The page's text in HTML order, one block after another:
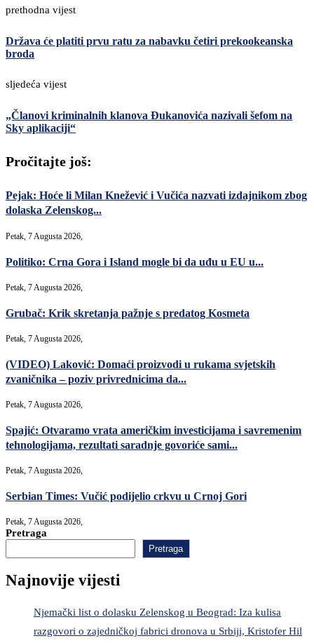
prethodna vijest
Država će platiti prvu ratu za nabavku četiri prekookeanska
broda
sljedeća vijest
„Članovi kriminalnih klanova Đukanovića nazivali šefom na
Sky aplikaciji“
Pročitajte još:
Pejak: Hoće li Milan Knežević i Vučića nazvati izdajnikom zbog
dolaska Zelenskog...
Petak, 7 Augusta 2026,
Politiko: Crna Gora i Island mogle bi da uđu u EU u...
Petak, 7 Augusta 2026,
Grubač: Krik skretanja pažnje s predatog Kosmeta
Petak, 7 Augusta 2026,
(VIDEO) Laković: Domaći proizvodi u rukama svjetskih
zvaničnika – poziv privrednicima da...
Petak, 7 Augusta 2026,
Spajić: Otvaramo vrata američkim investicijama i savremenim
tehnologijama, rezultati saradnje govoriće sami...
Petak, 7 Augusta 2026,
Serbian Times: Vučić podijelio crkvu u Crnoj Gori
Petak, 7 Augusta 2026,
Pretraga
Pretraga
Najnovije vijesti
Njemački list o dolasku Zelenskog u Beograd: Iza kulisa
razgovori o zajedničkoj fabrici dronova u Srbiji, Kristofer Hil